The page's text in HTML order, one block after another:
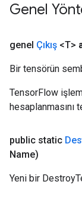
Genel
genel Çıkış <T>
Bir tensörün
TensorFlow
hesaplanmasını
public static
Name)
Yeni bir